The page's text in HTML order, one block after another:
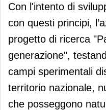
Con l'intento di
con questi principi,
progetto di ricerca
generazione",
campi sperimentali
territorio nazionale,
che posseggono